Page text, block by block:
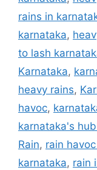
rains in
karnataka,
to lash
Karnataka,
heavy rains,
havoc,
karnataka's
Rain, rain
karnataka, rain